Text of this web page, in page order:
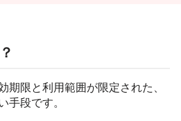
期限と利用範囲が限定された、
手段です。